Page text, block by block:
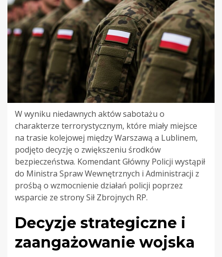
W wyniku niedawnych aktów sabotażu o
charakterze terrorystycznym, które miały miejsce
na trasie kolejowej między Warszawą a Lublinem,
podjęto decyzję o zwiększeniu środków
bezpieczeństwa. Komendant Główny Policji wystąpił
do Ministra Spraw Wewnętrznych i Administracji z
prośbą o wzmocnienie działań policji poprzez
wsparcie ze strony Sił Zbrojnych RP.
Decyzje strategiczne i
zaangażowanie wojska